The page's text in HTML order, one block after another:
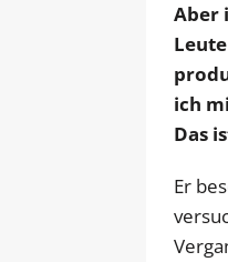
Aber
ich
Das
Er